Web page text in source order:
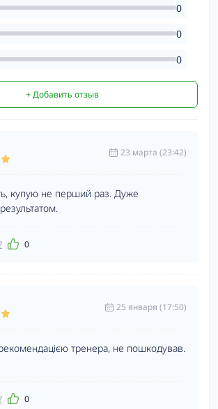
0
0
0
+ Добавить отзыв
23 марта (23:42)
купую не перший раз. Дуже
0
25 января (17:50)
тренера, не пошкодував.
0